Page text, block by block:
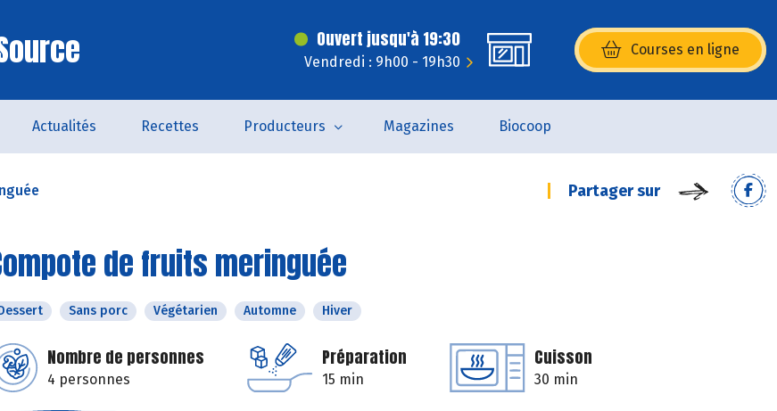
Ouvert jusqu'à 19:30
Vendredi : 9h00 - 19h30
Courses en ligne
(s’ouvre dans une nouvelle
Actualités Recettes Producteurs Magazines Biocoop
Partager sur
de fruits meringuée
Sans porc Végétarien Automne Hiver
Nombre de personnes
4 personnes
Préparation
15 min
Cuisson
30 min